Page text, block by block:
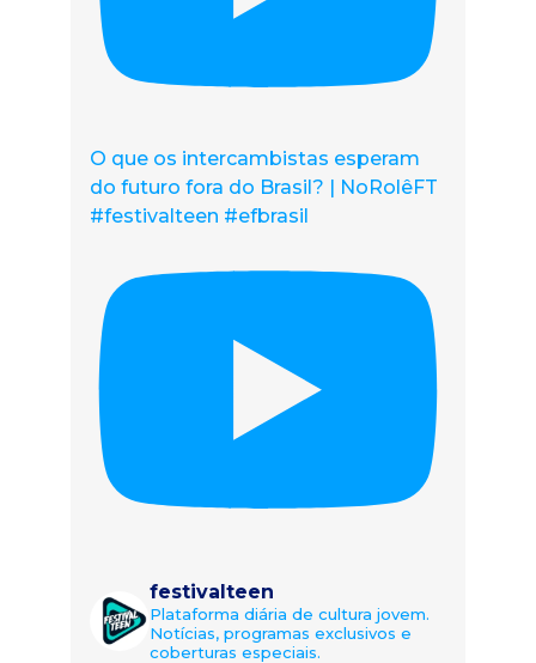
O que os intercambistas esperam
do futuro fora do Brasil? | NoRolêFT
#festivalteen #efbrasil
festivalteen
Plataforma diária de cultura jovem.
Notícias, programas exclusivos e
coberturas especiais.